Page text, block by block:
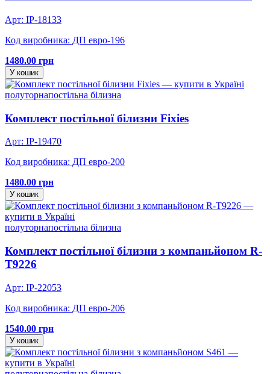
Арт: IP-18133
Код виробника: ДП евро-196
1480.00 грн
У кошик
полуторнапостільна білизна
Комплект постільної білизни Fixies
Арт: IP-19470
Код виробника: ДП евро-200
1480.00 грн
У кошик
полуторнапостільна білизна
Комплект постільної білизни з компаньйоном R-
T9226
Арт: IP-22053
Код виробника: ДП евро-206
1540.00 грн
У кошик